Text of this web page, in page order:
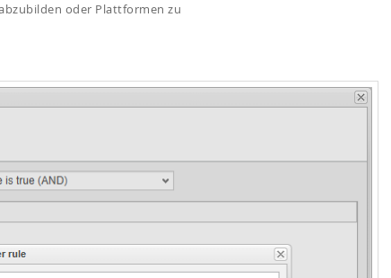
oder Plattformen zu